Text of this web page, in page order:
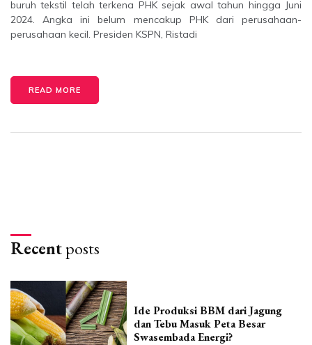
buruh tekstil telah terkena PHK sejak awal tahun hingga Juni
2024. Angka ini belum mencakup PHK dari perusahaan-
perusahaan kecil. Presiden KSPN, Ristadi
READ MORE
Recentposts
Ide Produksi BBM dari Jagung
dan Tebu Masuk Peta Besar
Swasembada Energi?